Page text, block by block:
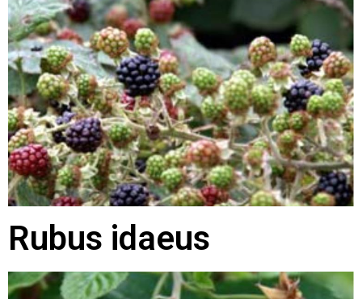
Rubus idaeus